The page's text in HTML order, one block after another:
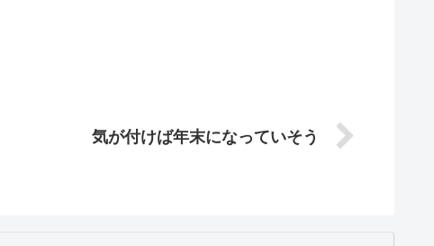
気が付けば年末になっていそう